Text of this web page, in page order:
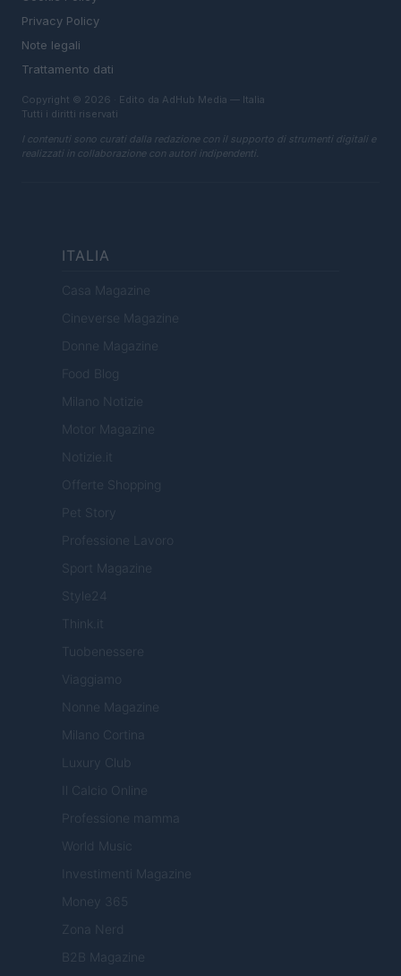
Privacy Policy
Note legali
Trattamento dati
Copyright © 2026 · Edito da AdHub Media — Italia
Tutti i diritti riservati
I contenuti sono curati dalla redazione con il supporto di strumenti digitali e
realizzati in collaborazione con autori indipendenti.
ITALIA
Casa Magazine
Cineverse Magazine
Donne Magazine
Food Blog
Milano Notizie
Motor Magazine
Notizie.it
Offerte Shopping
Pet Story
Professione Lavoro
Sport Magazine
Style24
Think.it
Tuobenessere
Viaggiamo
Nonne Magazine
Milano Cortina
Luxury Club
Il Calcio Online
Professione mamma
World Music
Investimenti Magazine
Money 365
Zona Nerd
B2B Magazine